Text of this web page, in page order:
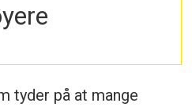
tyder på at mange